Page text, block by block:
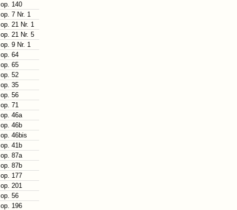
op. 140
op. 7 Nr. 1
op. 21 Nr. 1
op. 21 Nr. 5
op. 9 Nr. 1
op. 64
op. 65
op. 52
op. 35
op. 56
op. 71
op. 46a
op. 46b
op. 46bis
op. 41b
op. 87a
op. 87b
op. 177
op. 201
op. 56
op. 196